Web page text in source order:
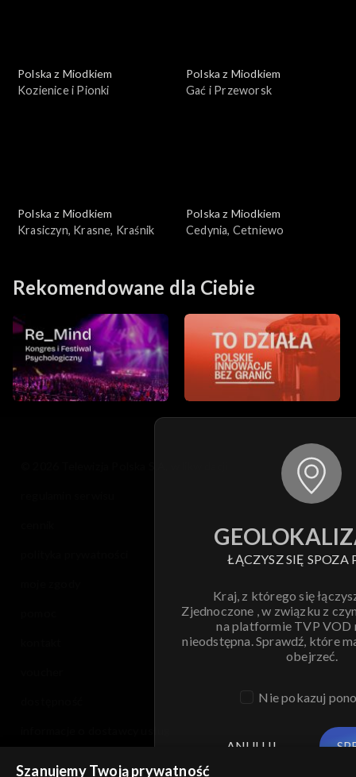
Polska z Miodkiem
Kozienice i Pionki
Polska z Miodkiem
Gać i Przeworsk
Polska z Miodkiem
Krasiczyn, Krasne, Kraśnik
Polska z Miodkiem
Cedynia, Cetniewo
Rekomendowane dla Ciebie
ŁĄCZYSZ SIĘ SPOZA
Kraj, z którego się
Zjednoczone , w związku z
na platformie TVP VOD
nieodstępna. Sprawdź, które
obejrzeć.
Nie pokazuj
ANULUJ
Szanujemy Twoją prywatność